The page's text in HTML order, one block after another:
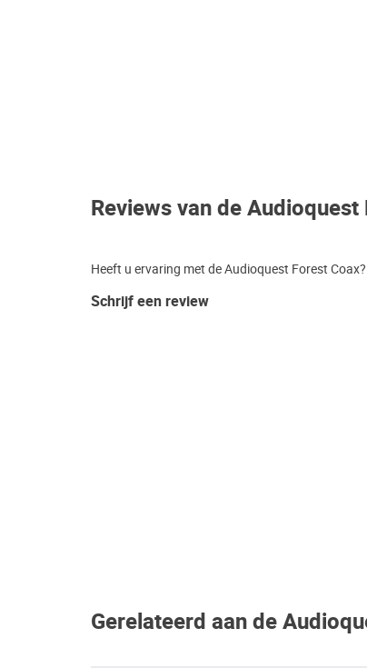
Reviews van de Audioquest
Heeft u ervaring met de Audioquest Forest
Schrijf een review
Gerelateerd aan de